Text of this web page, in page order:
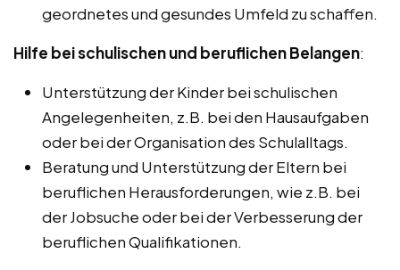
geordnetes und gesundes Umfeld zu schaffen.
Hilfe bei schulischen und beruflichen Belangen:
Unterstützung der Kinder bei schulischen
Angelegenheiten, z.B. bei den Hausaufgaben
oder bei der Organisation des Schulalltags.
Beratung und Unterstützung der Eltern bei
beruflichen Herausforderungen, wie z.B. bei
der Jobsuche oder bei der Verbesserung der
beruflichen Qualifikationen.